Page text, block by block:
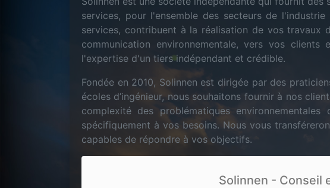
services, pour l'ensemble des secteurs de
services, contribuent à la réalisation de vos
communication environnementale, vers vos
l'expertise d'un tiers indépendant et crédible.
Fondée en 2010, Solinnen est dirigée par des
écoles d’ingénieur, nous souhaitons fournir à nos
complexité des problématiques
spécifiquement à vos besoins. Nous vous
capables de répondre à vos objectifs.
Solinnen - Conseil